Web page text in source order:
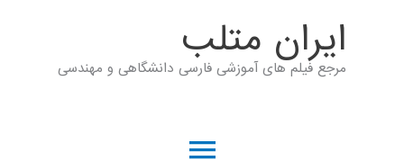
ايران متلب
مرجع فیلم های آموزشی فارسی دانشگاهی و مهندسی
فهرست